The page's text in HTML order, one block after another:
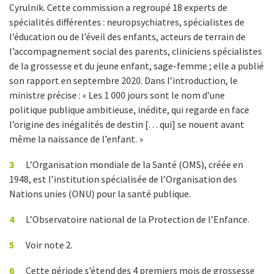
Cyrulnik. Cette commission a regroupé 18 experts de
spécialités différentes : neuropsychiatres, spécialistes de
l’éducation ou de l’éveil des enfants, acteurs de terrain de
l’accompagnement social des parents, cliniciens spécialistes
de la grossesse et du jeune enfant, sage-femme ; elle a publié
son rapport en septembre 2020. Dans l’introduction, le
ministre précise : « Les 1 000 jours sont le nom d’une
politique publique ambitieuse, inédite, qui regarde en face
l’origine des inégalités de destin [… qui] se nouent avant
même la naissance de l’enfant. »
3
L’Organisation mondiale de la Santé (OMS), créée en
1948, est l’institution spécialisée de l’Organisation des
Nations unies (ONU) pour la santé publique.
4 L’Observatoire national de la Protection de l’Enfance.
5 Voir note 2.
6 Cette période s’étend des 4 premiers mois de grossesse